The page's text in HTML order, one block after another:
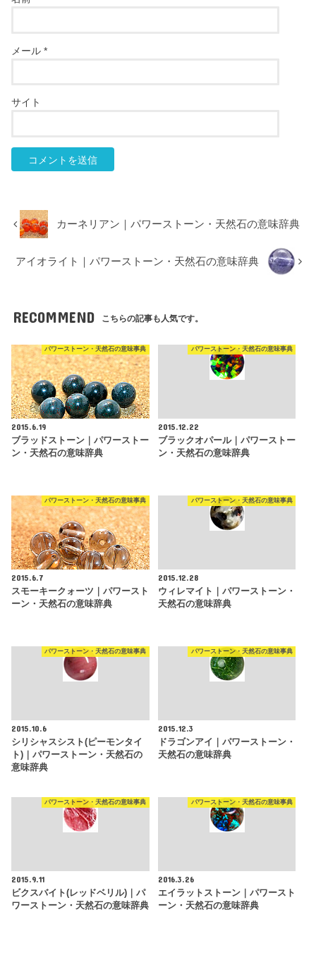
メール*
サイト
カーネリアン｜パワーストーン・天然石の意味辞典
アイオライト｜パワーストーン・天然石の意味辞典
RECOMMEND こちらの記事も人気です。
パワーストーン・天然石の意味事典
2015.6.19
ブラッドストーン｜パワーストー
ン・天然石の意味辞典
パワーストーン・天然石の意味事典
2015.12.22
ブラックオパール｜パワーストー
ン・天然石の意味辞典
パワーストーン・天然石の意味事典
2015.6.7
スモーキークォーツ｜パワースト
ーン・天然石の意味辞典
パワーストーン・天然石の意味事典
2015.12.28
ウィレマイト｜パワーストーン・
天然石の意味辞典
パワーストーン・天然石の意味事典
2015.10.6
シリシャスシスト(ピーモンタイ
ト)｜パワーストーン・天然石の
意味辞典
パワーストーン・天然石の意味事典
2015.12.3
ドラゴンアイ｜パワーストーン・
天然石の意味辞典
パワーストーン・天然石の意味事典
2015.9.11
ビクスバイト(レッドベリル)｜パ
ワーストーン・天然石の意味辞典
パワーストーン・天然石の意味事典
2016.3.26
エイラットストーン｜パワースト
ーン・天然石の意味辞典